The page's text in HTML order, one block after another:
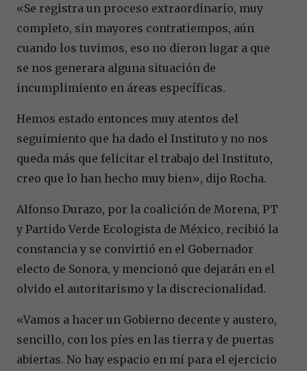
«Se registra un proceso extraordinario, muy
completo, sin mayores contratiempos, aún
cuando los tuvimos, eso no dieron lugar a que
se nos generara alguna situación de
incumplimiento en áreas específicas.
Hemos estado entonces muy atentos del
seguimiento que ha dado el Instituto y no nos
queda más que felicitar el trabajo del Instituto,
creo que lo han hecho muy bien», dijo Rocha.
Alfonso Durazo, por la coalición de Morena, PT
y Partido Verde Ecologista de México, recibió la
constancia y se convirtió en el Gobernador
electo de Sonora, y mencionó que dejarán en el
olvido el autoritarismo y la discrecionalidad.
«Vamos a hacer un Gobierno decente y austero,
sencillo, con los píes en las tierra y de puertas
abiertas. No hay espacio en mí para el ejercicio